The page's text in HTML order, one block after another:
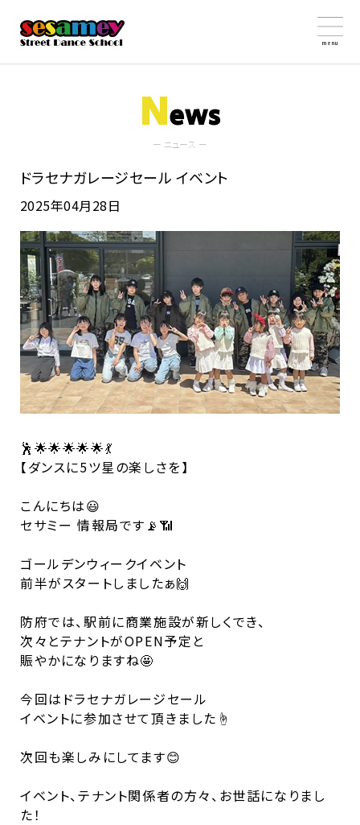
menu
News
ー ニュース ー
ドラセナガレージセール イベント
2025年04月28日
🕺🌟🌟🌟🌟🌟💃
【ダンスに5ツ星の楽しさを】
こんにちは😃
セサミー 情報局です📡📶
ゴールデンウィークイベント
前半がスタートしましたぁ🙌
防府では、駅前に商業施設が新しくでき、
次々とテナントがOPEN予定と
賑やかになりますね🤩
今回はドラセナガレージセール
イベントに参加させて頂きました☝️
次回も楽しみにしてます😊
イベント、テナント関係者の方々、お世話になりまし
た！